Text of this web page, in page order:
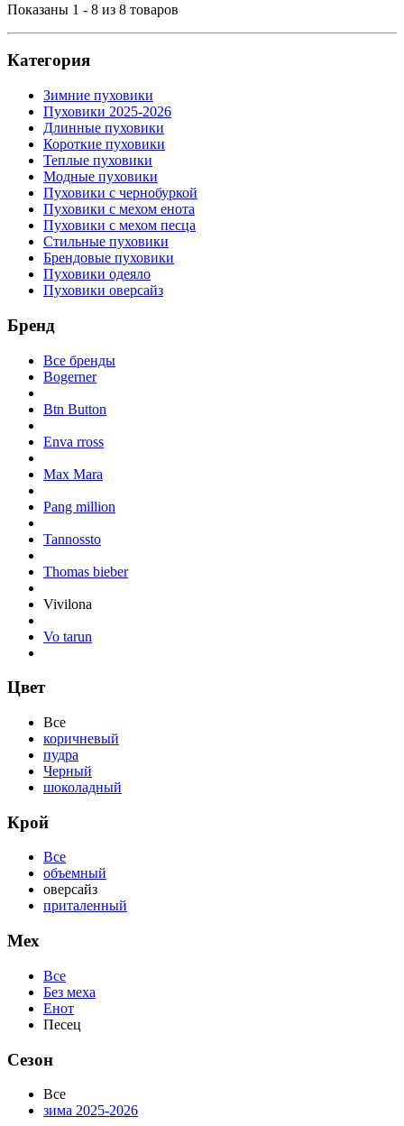
Показаны 1 - 8 из 8 товаров
Категория
Зимние пуховики
Пуховики 2025-2026
Длинные пуховики
Короткие пуховики
Теплые пуховики
Модные пуховики
Пуховики с чернобуркой
Пуховики с мехом енота
Пуховики с мехом песца
Стильные пуховики
Брендовые пуховики
Пуховики одеяло
Пуховики оверсайз
Бренд
Все бренды
Bogerner
Btn Button
Enva rross
Max Mara
Pang million
Tannossto
Thomas bieber
Vivilona
Vo tarun
Цвет
Все
коричневый
пудра
Черный
шоколадный
Крой
Все
объемный
оверсайз
приталенный
Мех
Все
Без меха
Енот
Песец
Сезон
Все
зима 2025-2026